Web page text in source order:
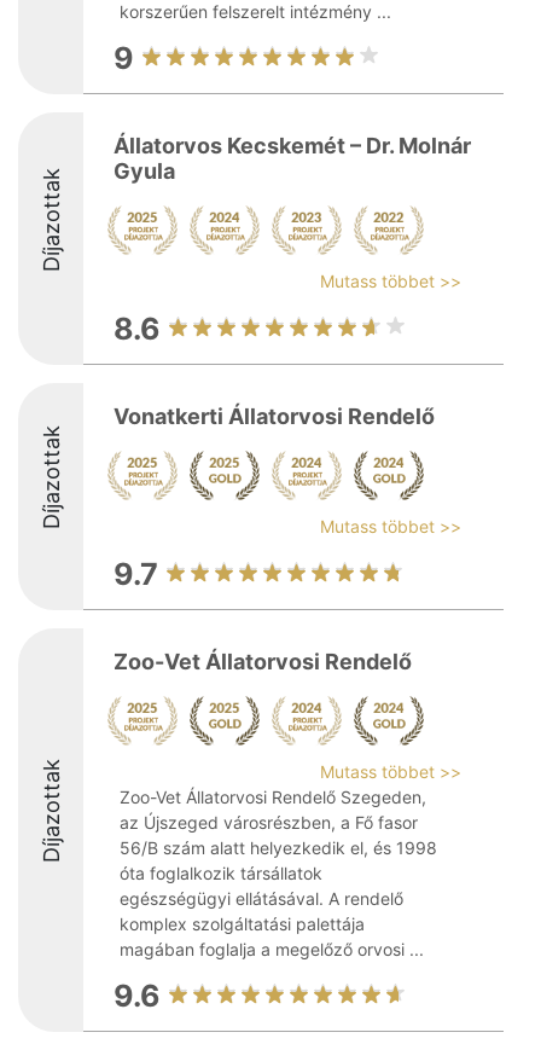
korszerűen felszerelt intézmény ...
9
Díjazottak
Állatorvos Kecskemét – Dr. Molnár
Gyula
Mutass többet >>
8.6
Díjazottak
Vonatkerti Állatorvosi Rendelő
Mutass többet >>
9.7
Díjazottak
Zoo-Vet Állatorvosi Rendelő
Mutass többet >>
Zoo-Vet Állatorvosi Rendelő Szegeden,
az Újszeged városrészben, a Fő fasor
56/B szám alatt helyezkedik el, és 1998
óta foglalkozik társállatok
egészségügyi ellátásával. A rendelő
komplex szolgáltatási palettája
magában foglalja a megelőző orvosi ...
9.6